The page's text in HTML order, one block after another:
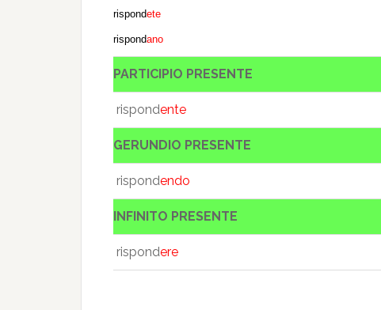
rispondete
rispondano
PARTICIPIO PRESENTE
rispondente
GERUNDIO PRESENTE
rispondendo
INFINITO PRESENTE
rispondere